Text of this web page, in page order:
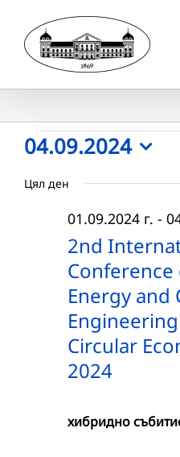
content
Събития
for
04.09.2024
04.09.2024
date.
Цял ден
2nd
Conference
Energy and
Circular
2024
01.09.2024 г. -
хибридно